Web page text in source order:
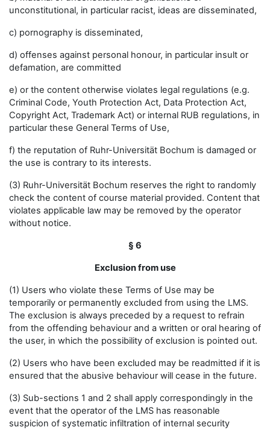
unconstitutional, in particular racist, ideas are disseminated,
c) pornography is disseminated,
d) offenses against personal honour, in particular insult or
defamation, are committed
e) or the content otherwise violates legal regulations (e.g.
Criminal Code, Youth Protection Act, Data Protection Act,
Copyright Act, Trademark Act) or internal RUB regulations, in
particular these General Terms of Use,
f) the reputation of Ruhr-Universität Bochum is damaged or
the use is contrary to its interests.
(3) Ruhr-Universität Bochum reserves the right to randomly
check the content of course material provided. Content that
violates applicable law may be removed by the operator
without notice.
§ 6
Exclusion from use
(1) Users who violate these Terms of Use may be
temporarily or permanently excluded from using the LMS.
The exclusion is always preceded by a request to refrain
from the offending behaviour and a written or oral hearing of
the user, in which the possibility of exclusion is pointed out.
(2) Users who have been excluded may be readmitted if it is
ensured that the abusive behaviour will cease in the future.
(3) Sub-sections 1 and 2 shall apply correspondingly in the
event that the operator of the LMS has reasonable
suspicion of systematic infiltration of internal security